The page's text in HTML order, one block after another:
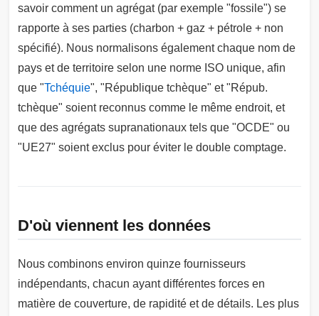
savoir comment un agrégat (par exemple "fossile") se
rapporte à ses parties (charbon + gaz + pétrole + non
spécifié). Nous normalisons également chaque nom de
pays et de territoire selon une norme ISO unique, afin
que "Tchéquie", "République tchèque" et "Répub.
tchèque" soient reconnus comme le même endroit, et
que des agrégats supranationaux tels que "OCDE" ou
"UE27" soient exclus pour éviter le double comptage.
D'où viennent les données
Nous combinons environ quinze fournisseurs
indépendants, chacun ayant différentes forces en
matière de couverture, de rapidité et de détails. Les plus